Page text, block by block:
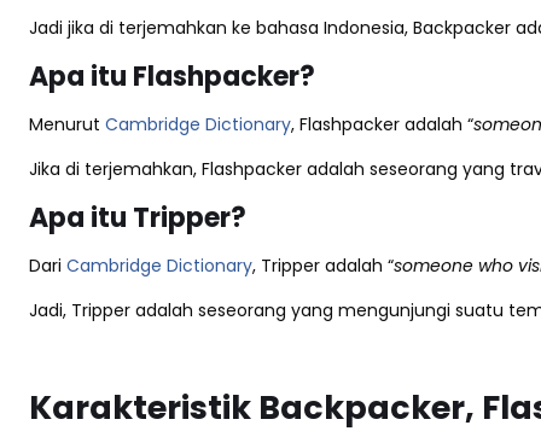
Jadi jika di terjemahkan ke bahasa Indonesia, Backpacker
Apa itu Flashpacker?
Menurut Cambridge Dictionary, Flashpacker adalah “
Jika di terjemahkan, Flashpacker adalah seseorang yang
Apa itu Tripper?
Dari Cambridge Dictionary, Tripper adalah “someone who
Jadi, Tripper adalah seseorang yang mengunjungi suatu
Karakteristik Backpacker,